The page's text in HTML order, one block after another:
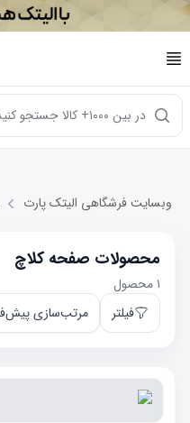
در بین ۱۰۰۰+ کالا جستجو کنید ...
وبسایت فرشگاهی الیتک پارت
محصولات صفحه کلاچ
۱محصول
فیلتر
مرتب‌سازی